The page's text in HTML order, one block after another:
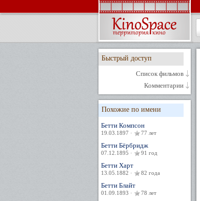
Быстрый доступ
Список фильмов
Комментарии
Похожие по имени
Бетти Компсон
19.03.1897 · 77 лет
Бетти Бёрбридж
07.12.1895 · 91 год
Бетти Харт
13.05.1882 · 82 года
Бетти Блайт
01.09.1893 · 78 лет